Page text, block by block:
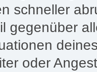
schneller
gegenüber
oder